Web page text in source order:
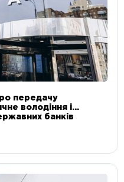
передачу
володіння і
банків